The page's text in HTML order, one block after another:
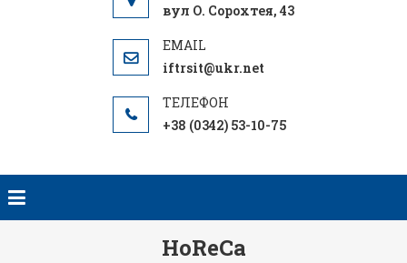
вул О. Сорохтея, 43
iftrsit@ukr.net
+38 (0342) 53-10-75
HoReCa